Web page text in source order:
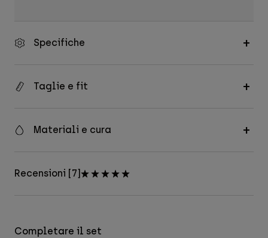
Specifiche
Taglie e fit
Materiali e cura
Recensioni [7]
Completare il set